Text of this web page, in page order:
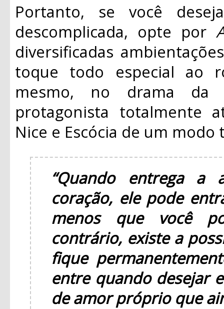
Portanto, se você
descomplicada, opte por
diversificadas
toque todo especial ao
mesmo, no drama da
protagonista totalmente
Nice e Escócia de um
“Quando entrega a
coração, ele pode
menos que você
contrário, existe a
fique
entre quando desejar
de amor próprio que